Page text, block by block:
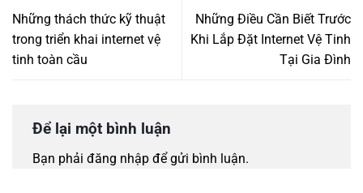
Những thách thức kỹ thuật
trong triển khai internet vệ
tinh toàn cầu
Những Điều Cần Biết Trước
Khi Lắp Đặt Internet Vệ Tinh
Tại Gia Đình
Để lại một bình luận
Bạn phải đăng nhập để gửi bình luận.